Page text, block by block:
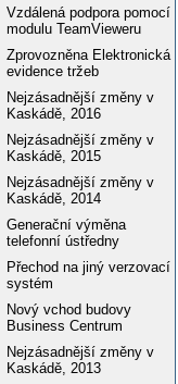
Vzdálená podpora pomocí
modulu TeamVieweru
Zprovozněna Elektronická
evidence tržeb
Nejzásadnější změny v
Kaskádě, 2016
Nejzásadnější změny v
Kaskádě, 2015
Nejzásadnější změny v
Kaskádě, 2014
Generační výměna
telefonní ústředny
Přechod na jiný verzovací
systém
Nový vchod budovy
Business Centrum
Nejzásadnější změny v
Kaskádě, 2013